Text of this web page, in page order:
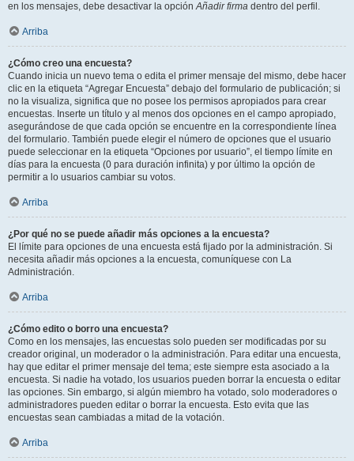
en los mensajes, debe desactivar la opciónAñadir firma dentro del perfil.
Arriba
¿Cómo creo una encuesta?
Cuando inicia un nuevo tema o edita el primer mensaje del mismo, debe hacer
clic en la etiqueta “Agregar Encuesta” debajo del formulario de publicación; si
no la visualiza, significa que no posee los permisos apropiados para crear
encuestas. Inserte un título y al menos dos opciones en el campo apropiado,
asegurándose de que cada opción se encuentre en la correspondiente línea
del formulario. También puede elegir el número de opciones que el usuario
puede seleccionar en la etiqueta “Opciones por usuario”, el tiempo límite en
días para la encuesta (0 para duración infinita) y por último la opción de
permitir a lo usuarios cambiar su votos.
Arriba
¿Por qué no se puede añadir más opciones a la encuesta?
El límite para opciones de una encuesta está fijado por la administración. Si
necesita añadir más opciones a la encuesta, comuníquese con La
Administración.
Arriba
¿Cómo edito o borro una encuesta?
Como en los mensajes, las encuestas solo pueden ser modificadas por su
creador original, un moderador o la administración. Para editar una encuesta,
hay que editar el primer mensaje del tema; este siempre esta asociado a la
encuesta. Si nadie ha votado, los usuarios pueden borrar la encuesta o editar
las opciones. Sin embargo, si algún miembro ha votado, solo moderadores o
administradores pueden editar o borrar la encuesta. Esto evita que las
encuestas sean cambiadas a mitad de la votación.
Arriba